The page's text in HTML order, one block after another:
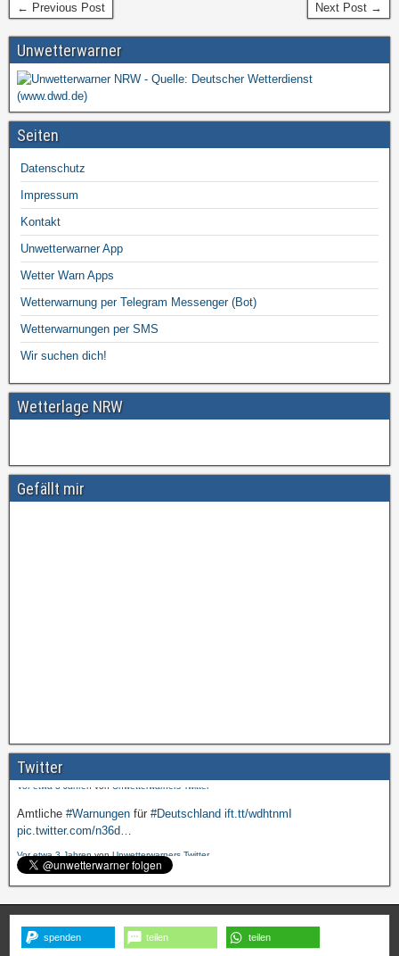
← Previous Post Next Post →
Unwetterwarner
Seiten
Datenschutz
Impressum
Kontakt
Unwetterwarner App
Wetter Warn Apps
Wetterwarnung per Telegram Messenger (Bot)
Wetterwarnungen per SMS
Wir suchen dich!
Wetterlage NRW
Gefällt mir
Twitter
pic.twitter.com/cmFX…
Vor etwa 3 Jahren
pic.twitter.com/n36d…
spenden teilen teilen